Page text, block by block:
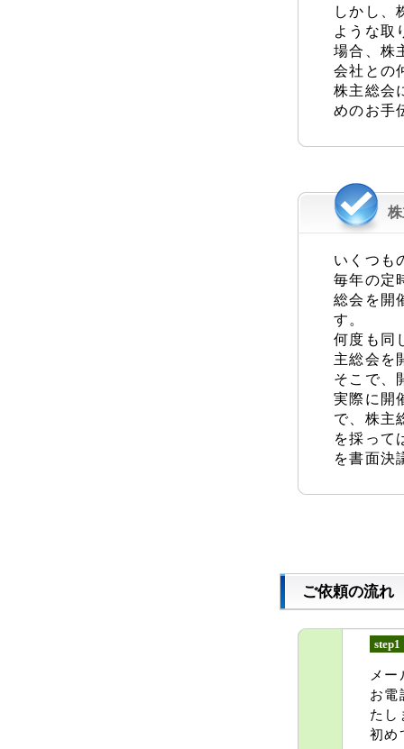
しかし、
ような取
場合、株
会社との
株主総会
めのお手
いくつも
毎年の定
総会を開
す。
何度も同
主総会を
そこで、
実際に開
で、株主
を採って
を書面決
ご依頼の流れ
step1
メ
お電
たし
初め